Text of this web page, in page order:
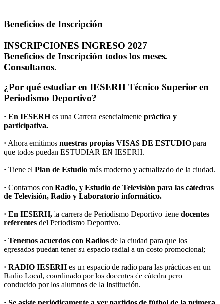
Beneficios de Inscripción
INSCRIPCIONES INGRESO 2027
Beneficios de Inscripción todos los meses.
Consultanos.
¿Por qué estudiar en IESERH Técnico Superior en
Periodismo Deportivo?
· En IESERHes una Carrera esencialmente práctica y
participativa.
· Ahora emitimos nuestras propias VISAS DE ESTUDIO para
que todos puedan ESTUDIAR EN IESERH.
· Tiene el Plan de Estudio más moderno y actualizado de la ciudad.
· Contamos con Radio, y Estudio de Televisión para las cátedras
de Televisión, Radio y Laboratorio informático.
· En IESERH, la carrera de Periodismo Deportivo tiene docentes
referentes del Periodismo Deportivo.
· Tenemos acuerdos con Radios de la ciudad para que los
egresados puedan tener su espacio radial a un costo promocional;
· RADIO IESERHes un espacio de radio para las prácticas en un
Radio Local, coordinado por los docentes de cátedra pero
conducido por los alumnos de la Institución.